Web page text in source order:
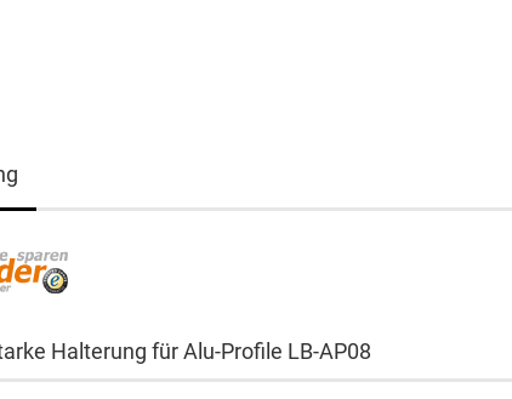
Halterung für Alu-Profile LB-AP08